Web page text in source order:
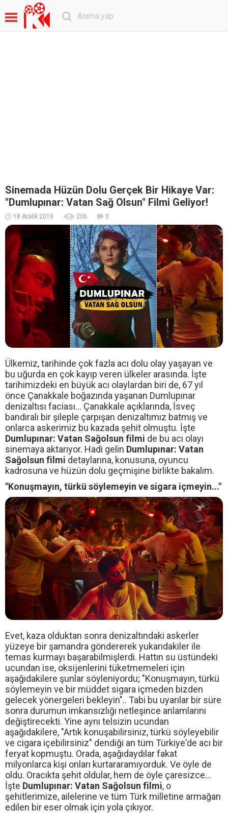
Sinemada Hüzün Dolu Gerçek Bir Hikaye Var:
"Dumlupınar: Vatan Sağ Olsun" Filmi Geliyor!
18 Aralık 2019 20 b 0
Ülkemiz, tarihinde çok fazla acı dolu olay yaşayan ve
bu uğurda en çok kayıp veren ülkeler arasında. İşte
tarihimizdeki en büyük acı olaylardan biri de, 67 yıl
önce Çanakkale boğazında yaşanan Dumlupınar
denizaltısı faciası... Çanakkale açıklarında, İsveç
bandıralı bir şileple çarpışan denizaltımız batmış ve
onlarca askerimiz bu kazada şehit olmuştu. İşte
Dumlupınar: Vatan Sağolsun filmi de bu acı olayı
sinemaya aktarıyor. Hadi gelin Dumlupınar: Vatan
Sağolsun filmi detaylarına, konusuna, oyuncu
kadrosuna ve hüzün dolu geçmişine birlikte bakalım.
"Konuşmayın, türkü söylemeyin ve sigara içmeyin..."
Evet, kaza olduktan sonra denizaltındaki askerler
yüzeye bir şamandra göndererek yukarıdakiler ile
temas kurmayı başarabilmişlerdi. Hattın su üstündeki
ucundan ise, oksijenlerini tüketmemeleri için
aşağıdakilere şunlar söyleniyordu; "Konuşmayın, türkü
söylemeyin ve bir müddet sigara içmeden bizden
gelecek yönergeleri bekleyin".. Tabi bu uyarılar bir süre
sonra durumun imkansızlığı netleşince anlamlarını
değiştirecekti. Yine aynı telsizin ucundan
aşağıdakilere, "Artık konuşabilirsiniz, türkü söyleyebilir
ve cigara içebilirsiniz" dendiği an tüm Türkiye'de acı bir
feryat kopmuştu. Orada, aşağıdaydılar fakat
milyonlarca kişi onları kurtararamıyorduk. Ve öyle de
oldu. Oracıkta şehit oldular, hem de öyle çaresizce...
İşte Dumlupınar: Vatan Sağolsun filmi, o
şehitlerimize, ailelerine ve tüm Türk milletine armağan
edilen bir eser olmak için yola çıkıyor.